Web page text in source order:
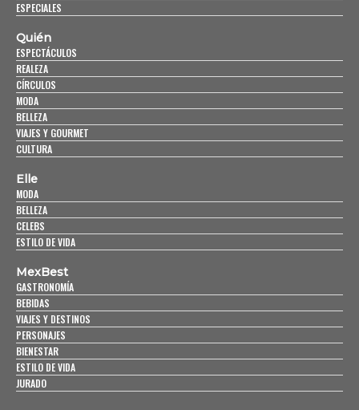
ESPECIALES
Quién
ESPECTÁCULOS
REALEZA
CÍRCULOS
MODA
BELLEZA
VIAJES Y GOURMET
CULTURA
Elle
MODA
BELLEZA
CELEBS
ESTILO DE VIDA
MexBest
GASTRONOMÍA
BEBIDAS
VIAJES Y DESTINOS
PERSONAJES
BIENESTAR
ESTILO DE VIDA
JURADO